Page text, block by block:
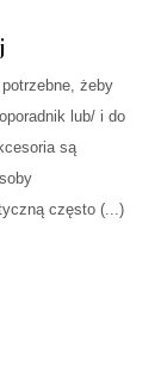
żeby
lub/ i do
są
często (...)